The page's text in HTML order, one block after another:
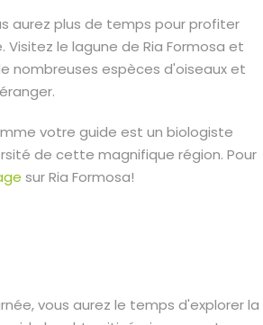
aurez plus de temps pour profiter
le lagune de Ria Formosa et
nombreuses espèces d'oiseaux et
votre guide est un biologiste
de cette magnifique région. Pour
sur Ria Formosa!
vous aurez le temps d'explorer la